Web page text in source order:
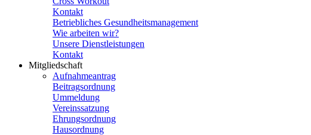
Kontakt
Betriebliches Gesundheitsmanagement
Wie arbeiten wir?
Unsere Dienstleistungen
Kontakt
Mitgliedschaft
Aufnahmeantrag
Beitragsordnung
Ummeldung
Vereinssatzung
Ehrungsordnung
Hausordnung